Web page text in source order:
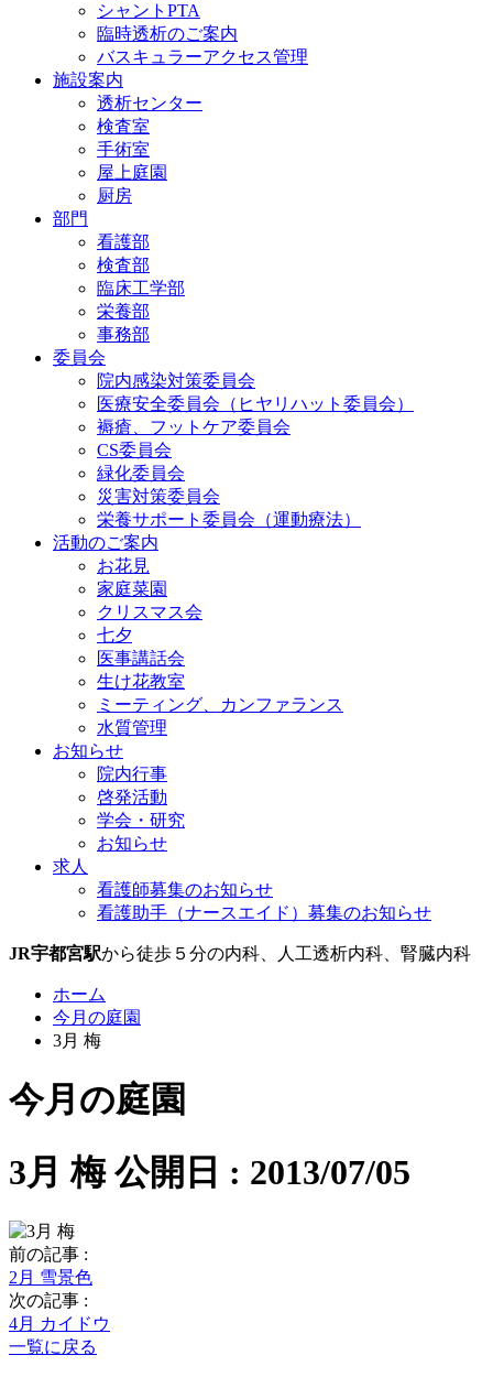
シャントPTA
臨時透析のご案内
バスキュラーアクセス管理
施設案内
透析センター
検査室
手術室
屋上庭園
厨房
部門
看護部
検査部
臨床工学部
栄養部
事務部
委員会
院内感染対策委員会
医療安全委員会（ヒヤリハット委員会）
褥瘡、フットケア委員会
CS委員会
緑化委員会
災害対策委員会
栄養サポート委員会（運動療法）
活動のご案内
お花見
家庭菜園
クリスマス会
七夕
医事講話会
生け花教室
ミーティング、カンファランス
水質管理
お知らせ
院内行事
啓発活動
学会・研究
お知らせ
求人
看護師募集のお知らせ
看護助手（ナースエイド）募集のお知らせ
JR宇都宮駅から徒歩５分の内科、人工透析内科、腎臓内科
ホーム
今月の庭園
3月 梅
今月の庭園
3月 梅 公開日 : 2013/07/05
前の記事 :
2月 雪景色
次の記事 :
4月 カイドウ
一覧に戻る